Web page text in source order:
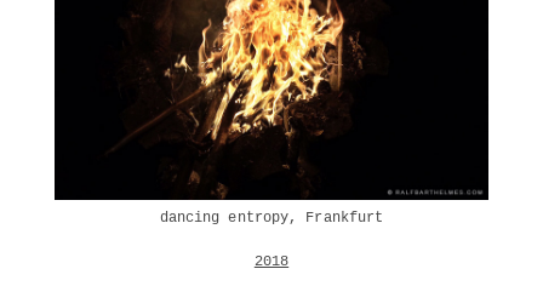
dancing entropy, Frankfurt
2018